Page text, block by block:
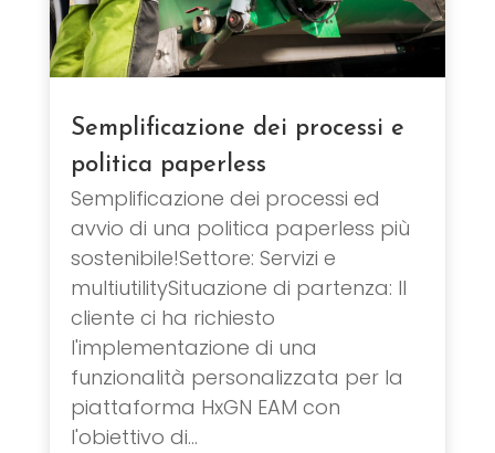
Semplificazione dei processi e
politica paperless
Semplificazione dei processi ed
avvio di una politica paperless più
sostenibile!Settore: Servizi e
multiutilitySituazione di partenza: Il
cliente ci ha richiesto
l'implementazione di una
funzionalità personalizzata per la
piattaforma HxGN EAM con
l'obiettivo di...